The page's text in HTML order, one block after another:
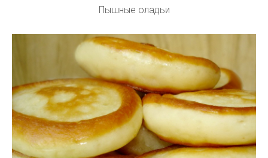
Пышные оладьи